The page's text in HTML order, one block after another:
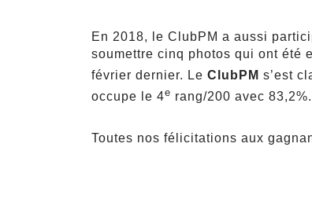
En 2018, le ClubPM a aussi
soumettre cinq photos qui ont été
février dernier. Le ClubPM s’est
occupe le 4e rang/200 avec 83,2%.
Toutes nos félicitations aux